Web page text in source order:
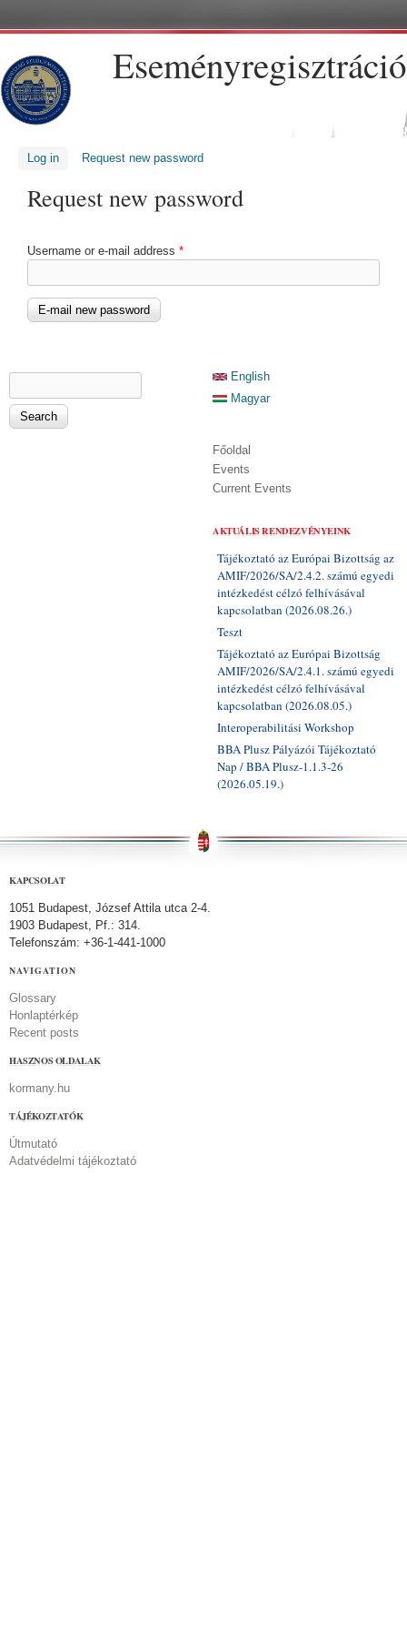
Eseményregisztráció
Log in Request new password
Request new password
Username or e-mail address *
SEARCH FORM
English
Magyar
Főoldal
Events
Current Events
AKTUÁLIS RENDEZVÉNYEINK
Tájékoztató az Európai Bizottság az
AMIF/2026/SA/2.4.2. számú egyedi
intézkedést célzó felhívásával
kapcsolatban (2026.08.26.)
Teszt
Tájékoztató az Európai Bizottság
AMIF/2026/SA/2.4.1. számú egyedi
intézkedést célzó felhívásával
kapcsolatban (2026.08.05.)
Interoperabilitási Workshop
BBA Plusz Pályázói Tájékoztató
Nap / BBA Plusz-1.1.3-26
(2026.05.19.)
KAPCSOLAT
1051 Budapest, József Attila utca 2-4.
1903 Budapest, Pf.: 314.
Telefonszám: +36-1-441-1000
NAVIGATION
Glossary
Honlaptérkép
Recent posts
HASZNOS OLDALAK
kormany.hu
TÁJÉKOZTATÓK
Útmutató
Adatvédelmi tájékoztató